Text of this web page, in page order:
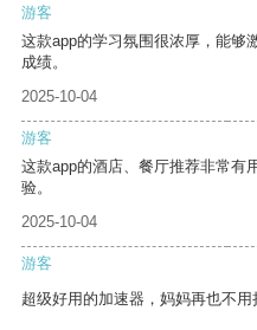
游客
这款app的学习氛围很浓厚，能够
成绩。
2025-10-04
游客
这款app的酒店、餐厅推荐非常有
验。
2025-10-04
游客
超级好用的加速器，妈妈再也不用